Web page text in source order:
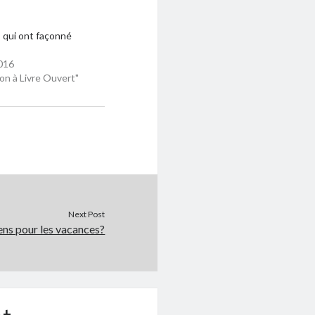
qui ont façonné
à Livre Ouvert"
Next Post
pour les vacances?